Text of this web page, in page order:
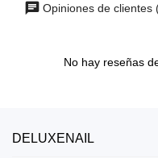
Opiniones de clientes
No hay reseñas
DELUXENAIL